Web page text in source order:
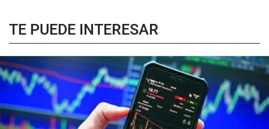
TE PUEDE INTERESAR